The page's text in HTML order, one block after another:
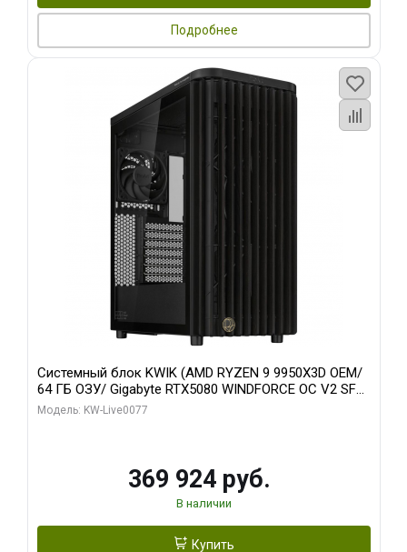
Подробнее
Системный блок KWIK (AMD RYZEN 9 9950X3D OEM/
64 ГБ ОЗУ/ Gigabyte RTX5080 WINDFORCE OC V2 SFF
16GB GDDR7 256b/ 960 ГБ SSD)
Модель: KW-Live0077
369 924 руб.
В наличии
Купить